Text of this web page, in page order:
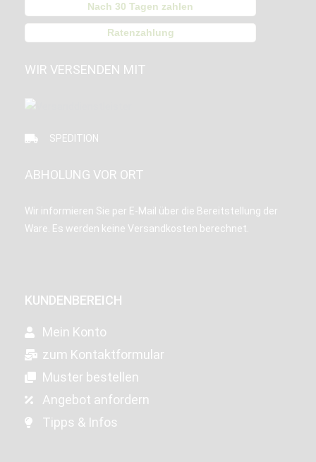
Nach 30 Tagen zahlen
Ratenzahlung
WIR VERSENDEN MIT
SPEDITION
ABHOLUNG VOR ORT
Wir informieren Sie per E-Mail über die Bereitstellung der
Ware. Es werden keine Versandkosten berechnet.
KUNDENBEREICH
Mein Konto
zum Kontaktformular
Muster bestellen
Angebot anfordern
Tipps & Infos